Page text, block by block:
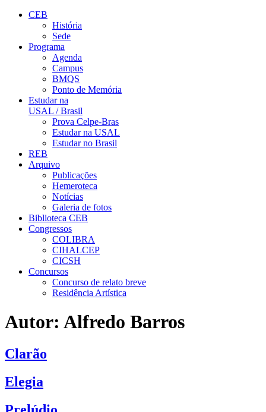
CEB
História
Sede
Programa
Agenda
Campus
BMQS
Ponto de Memória
Estudar na
USAL / Brasil
Prova Celpe-Bras
Estudar na USAL
Estudar no Brasil
REB
Arquivo
Publicações
Hemeroteca
Notícias
Galeria de fotos
Biblioteca CEB
Congressos
COLIBRA
CIHALCEP
CICSH
Concursos
Concurso de relato breve
Residência Artística
Autor: Alfredo Barros
Clarão
Elegia